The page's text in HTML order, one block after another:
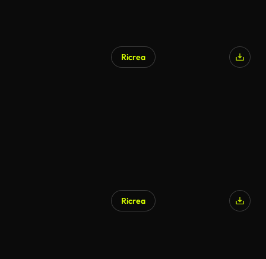
Ricrea
Ricrea